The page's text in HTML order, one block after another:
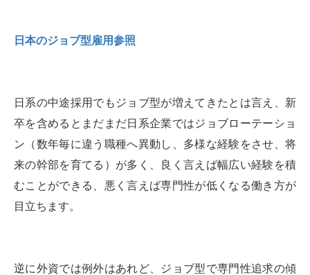
日本のジョブ型雇用参照
日系の中途採用でもジョブ型が増えてきたとは言え、新
卒を含めるとまだまだ日系企業ではジョブローテーショ
ン（数年毎に違う職種へ異動し、多様な経験をさせ、将
来の幹部を育てる）が多く、良く言えば幅広い経験を積
むことができる、悪く言えば専門性が低くなる働き方が
目立ちます。
逆に外資では例外はあれど、ジョブ型で専門性追求の傾